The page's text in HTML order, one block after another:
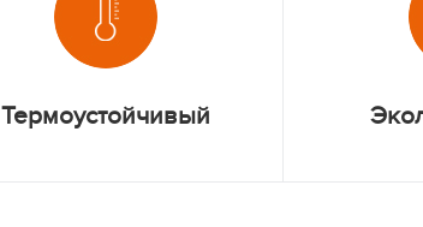
Термоустойчивый